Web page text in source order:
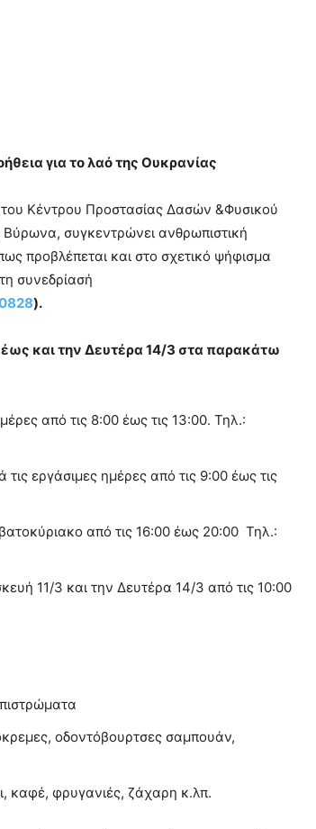
για το λαό της Ουκρανίας
Κέντρου Προστασίας Δασών &Φυσικού
συγκεντρώνει ανθρωπιστική
προβλέπεται και στο σχετικό ψήφισμα
συνεδρίασή
).
και την Δευτέρα 14/3 στα παρακάτω
από τις 8:00 έως τις 13:00. Τηλ.:
εργάσιμες ημέρες από τις 9:00 έως τις
από τις 16:00 έως 20:00 Τηλ.:
11/3 και την Δευτέρα 14/3 από τις 10:00
οδοντόβουρτσες σαμπουάν,
καφέ, φρυγανιές, ζάχαρη κ.λπ.